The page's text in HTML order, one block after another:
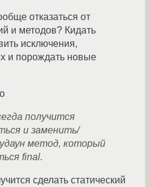
отказаться от
и методов? Кидать
исключения,
и порождать новые
получится
и заменить/
метод, который
final.
сделать статический